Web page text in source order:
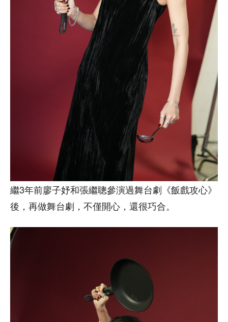
繼3年前廖子妤和張繼聰參演過舞台劇《飯戲攻心》
後，再做舞台劇，不僅開心，還很巧合。